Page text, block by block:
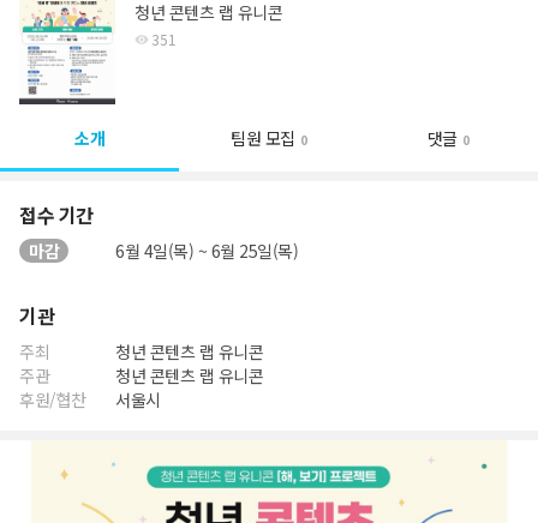
청년 콘텐츠 랩 유니콘
351
소개 팀원 모집 0 댓글 0
접수 기간
마감 6월 4일(목) ~ 6월 25일(목)
기관
주최
청년 콘텐츠 랩 유니콘
주관
청년 콘텐츠 랩 유니콘
후원/협찬
서울시